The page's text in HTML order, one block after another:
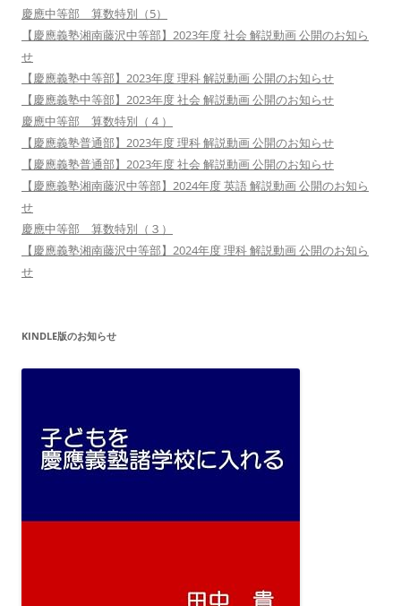
慶應中等部 算数特別（5）
【慶應義塾湘南藤沢中等部】2023年度 社会 解説動画 公開のお知ら
せ
【慶應義塾中等部】2023年度 理科 解説動画 公開のお知らせ
【慶應義塾中等部】2023年度 社会 解説動画 公開のお知らせ
慶應中等部 算数特別（４）
【慶應義塾普通部】2023年度 理科 解説動画 公開のお知らせ
【慶應義塾普通部】2023年度 社会 解説動画 公開のお知らせ
【慶應義塾湘南藤沢中等部】2024年度 英語 解説動画 公開のお知ら
せ
慶應中等部 算数特別（３）
【慶應義塾湘南藤沢中等部】2024年度 理科 解説動画 公開のお知ら
せ
KINDLE版のお知らせ